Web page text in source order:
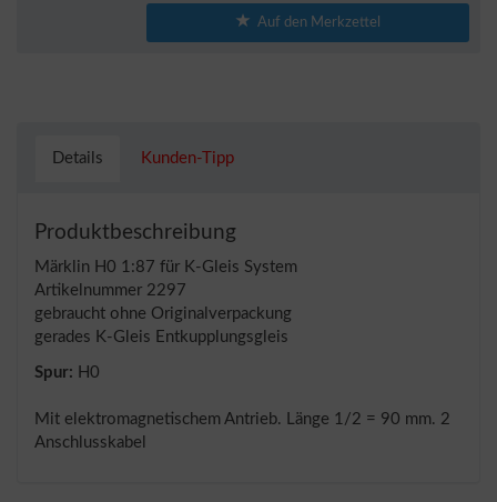
Auf den Merkzettel
Details Kunden-Tipp
Produktbeschreibung
Märklin H0 1:87 für K-Gleis System
Artikelnummer 2297
gebraucht ohne Originalverpackung
gerades K-Gleis Entkupplungsgleis
Spur: H0
Mit elektromagnetischem Antrieb. Länge 1/2 = 90 mm. 2
Anschlusskabel